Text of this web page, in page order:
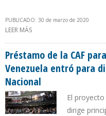
PUBLICADO: 30 de marzo de 2020
LEER MÁS
Préstamo de la CAF
Venezuela entró para
Nacional
El
dirige